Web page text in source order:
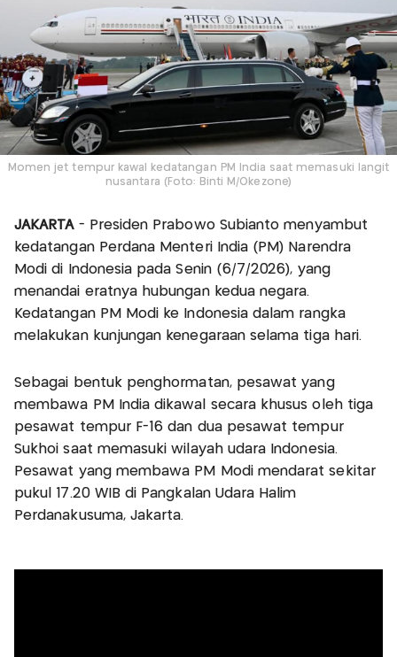
Momen jet tempur kawal kedatangan PM India saat memasuki langit
nusantara (Foto: Binti M/Okezone)
JAKARTA- Presiden Prabowo Subianto menyambut
kedatangan Perdana Menteri India (PM) Narendra
Modi di Indonesia pada Senin (6/7/2026), yang
menandai eratnya hubungan kedua negara.
Kedatangan PM Modi ke Indonesia dalam rangka
melakukan kunjungan kenegaraan selama tiga hari.
Sebagai bentuk penghormatan, pesawat yang
membawa PM India dikawal secara khusus oleh tiga
pesawat tempur F-16 dan dua pesawat tempur
Sukhoi saat memasuki wilayah udara Indonesia.
Pesawat yang membawa PM Modi mendarat sekitar
pukul 17.20 WIB di Pangkalan Udara Halim
Perdanakusuma, Jakarta.